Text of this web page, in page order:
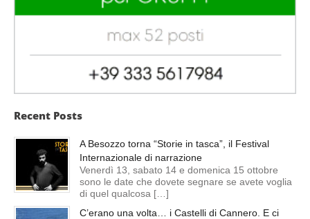
Recent Posts
A Besozzo torna “Storie in tasca”, il Festival
Internazionale di narrazione
Venerdì 13, sabato 14 e domenica 15 ottobre
sono le date che dovete segnare se avete voglia
di quel qualcosa […]
C’erano una volta… i Castelli di Cannero. E ci